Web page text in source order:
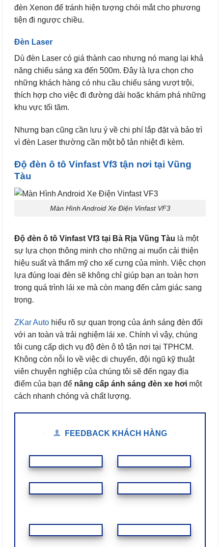
đèn Xenon để tránh hiện tượng chói mắt cho phương
tiện đi ngược chiều.
Đèn Laser
Dù đèn Laser có giá thành cao nhưng nó mang lại khả
năng chiếu sáng xa đến 500m. Đây là lựa chọn cho
những khách hàng có nhu cầu chiếu sáng vượt trội,
thích hợp cho việc đi đường dài hoặc khám phá những
khu vực tối tăm.
Nhưng bạn cũng cần lưu ý về chi phí lắp đặt và bảo trì
vì đèn Laser thường cần một bộ tản nhiệt đi kèm.
Độ đèn ô tô Vinfast Vf3 tận nơi tại Vũng
Tàu
Màn Hình Android Xe Điện Vinfast VF3
Độ đèn ô tô Vinfast Vf3 tại Bà Rịa Vũng Tàu là một
sự lựa chọn thông minh cho những ai muốn cải thiện
hiệu suất và thẩm mỹ cho xế cưng của mình. Việc chọn
lựa đúng loại đèn sẽ không chỉ giúp bạn an toàn hơn
trong quá trình lái xe mà còn mang đến cảm giác sang
trọng.
ZKar Auto hiểu rõ sự quan trọng của ánh sáng đèn đối
với an toàn và trải nghiệm lái xe. Chính vì vậy, chúng
tôi cung cấp dịch vụ độ đèn ô tô tận nơi tại TPHCM.
Không còn nỗi lo về việc di chuyển, đội ngũ kỹ thuật
viên chuyên nghiệp của chúng tôi sẽ đến ngay địa
điểm của bạn để nâng cấp ánh sáng đèn xe hơi một
cách nhanh chóng và chất lượng.
FEEDBACK KHÁCH HÀNG